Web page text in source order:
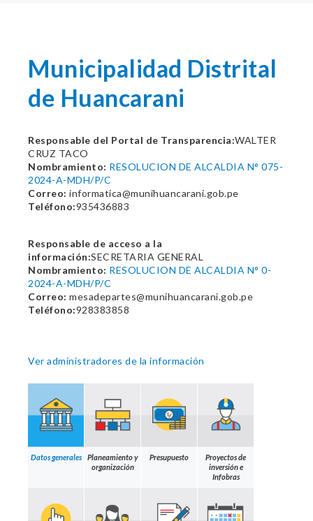
Municipalidad Distrital
de Huancarani
Responsable del Portal de Transparencia:WALTER
CRUZ TACO
Nombramiento: RESOLUCION DE ALCALDIA N° 075-
2024-A-MDH/P/C
Correo: informatica@munihuancarani.gob.pe
Teléfono:935436883
Responsable de acceso a la
información:SECRETARIA GENERAL
Nombramiento: RESOLUCION DE ALCALDIA N° 0-
2024-A-MDH/P/C
Correo: mesadepartes@munihuancarani.gob.pe
Teléfono:928383858
Ver administradores de la información
Datos generales
Planeamiento y
organización
Presupuesto
Proyectos de
inversión e
Infobras